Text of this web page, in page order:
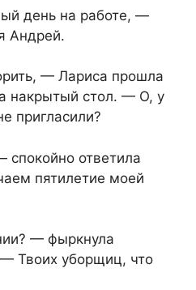
день на работе, —
Андрей.
— Лариса прошла
накрытый стол. — О, у
пригласили?
ответила
пятилетие моей
— фыркнула
Твоих уборщиц, что